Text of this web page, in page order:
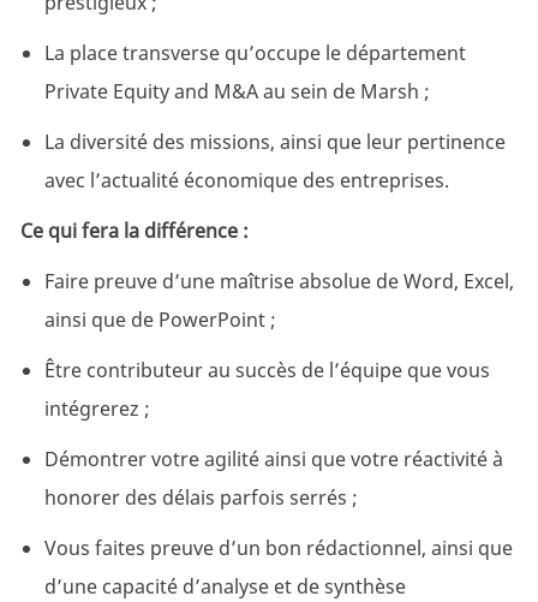
La place transverse qu’occupe le département
Private Equity and M&A au sein de Marsh ;
La diversité des missions, ainsi que leur pertinence
avec l’actualité économique des entreprises.
Ce qui fera la différence :
Faire preuve d’une maîtrise absolue de Word, Excel,
ainsi que de PowerPoint ;
Être contributeur au succès de l’équipe que vous
intégrerez ;
Démontrer votre agilité ainsi que votre réactivité à
honorer des délais parfois serrés ;
Vous faites preuve d’un bon rédactionnel, ainsi que
d’une capacité d’analyse et de synthèse